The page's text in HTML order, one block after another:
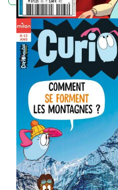
À quoi
Curionautes
sciences ?
Un récit documentaire